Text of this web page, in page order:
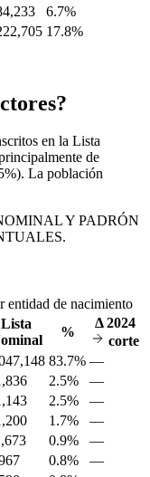
6.7%
17.8%
en la Lista
de
. La población
Y PADRÓN
entidad de nacimiento
Lista
%
Δ2024
corte
83.7% —
2.5%
—
2.5%
—
1.7%
—
0.9%
—
0.8%
—